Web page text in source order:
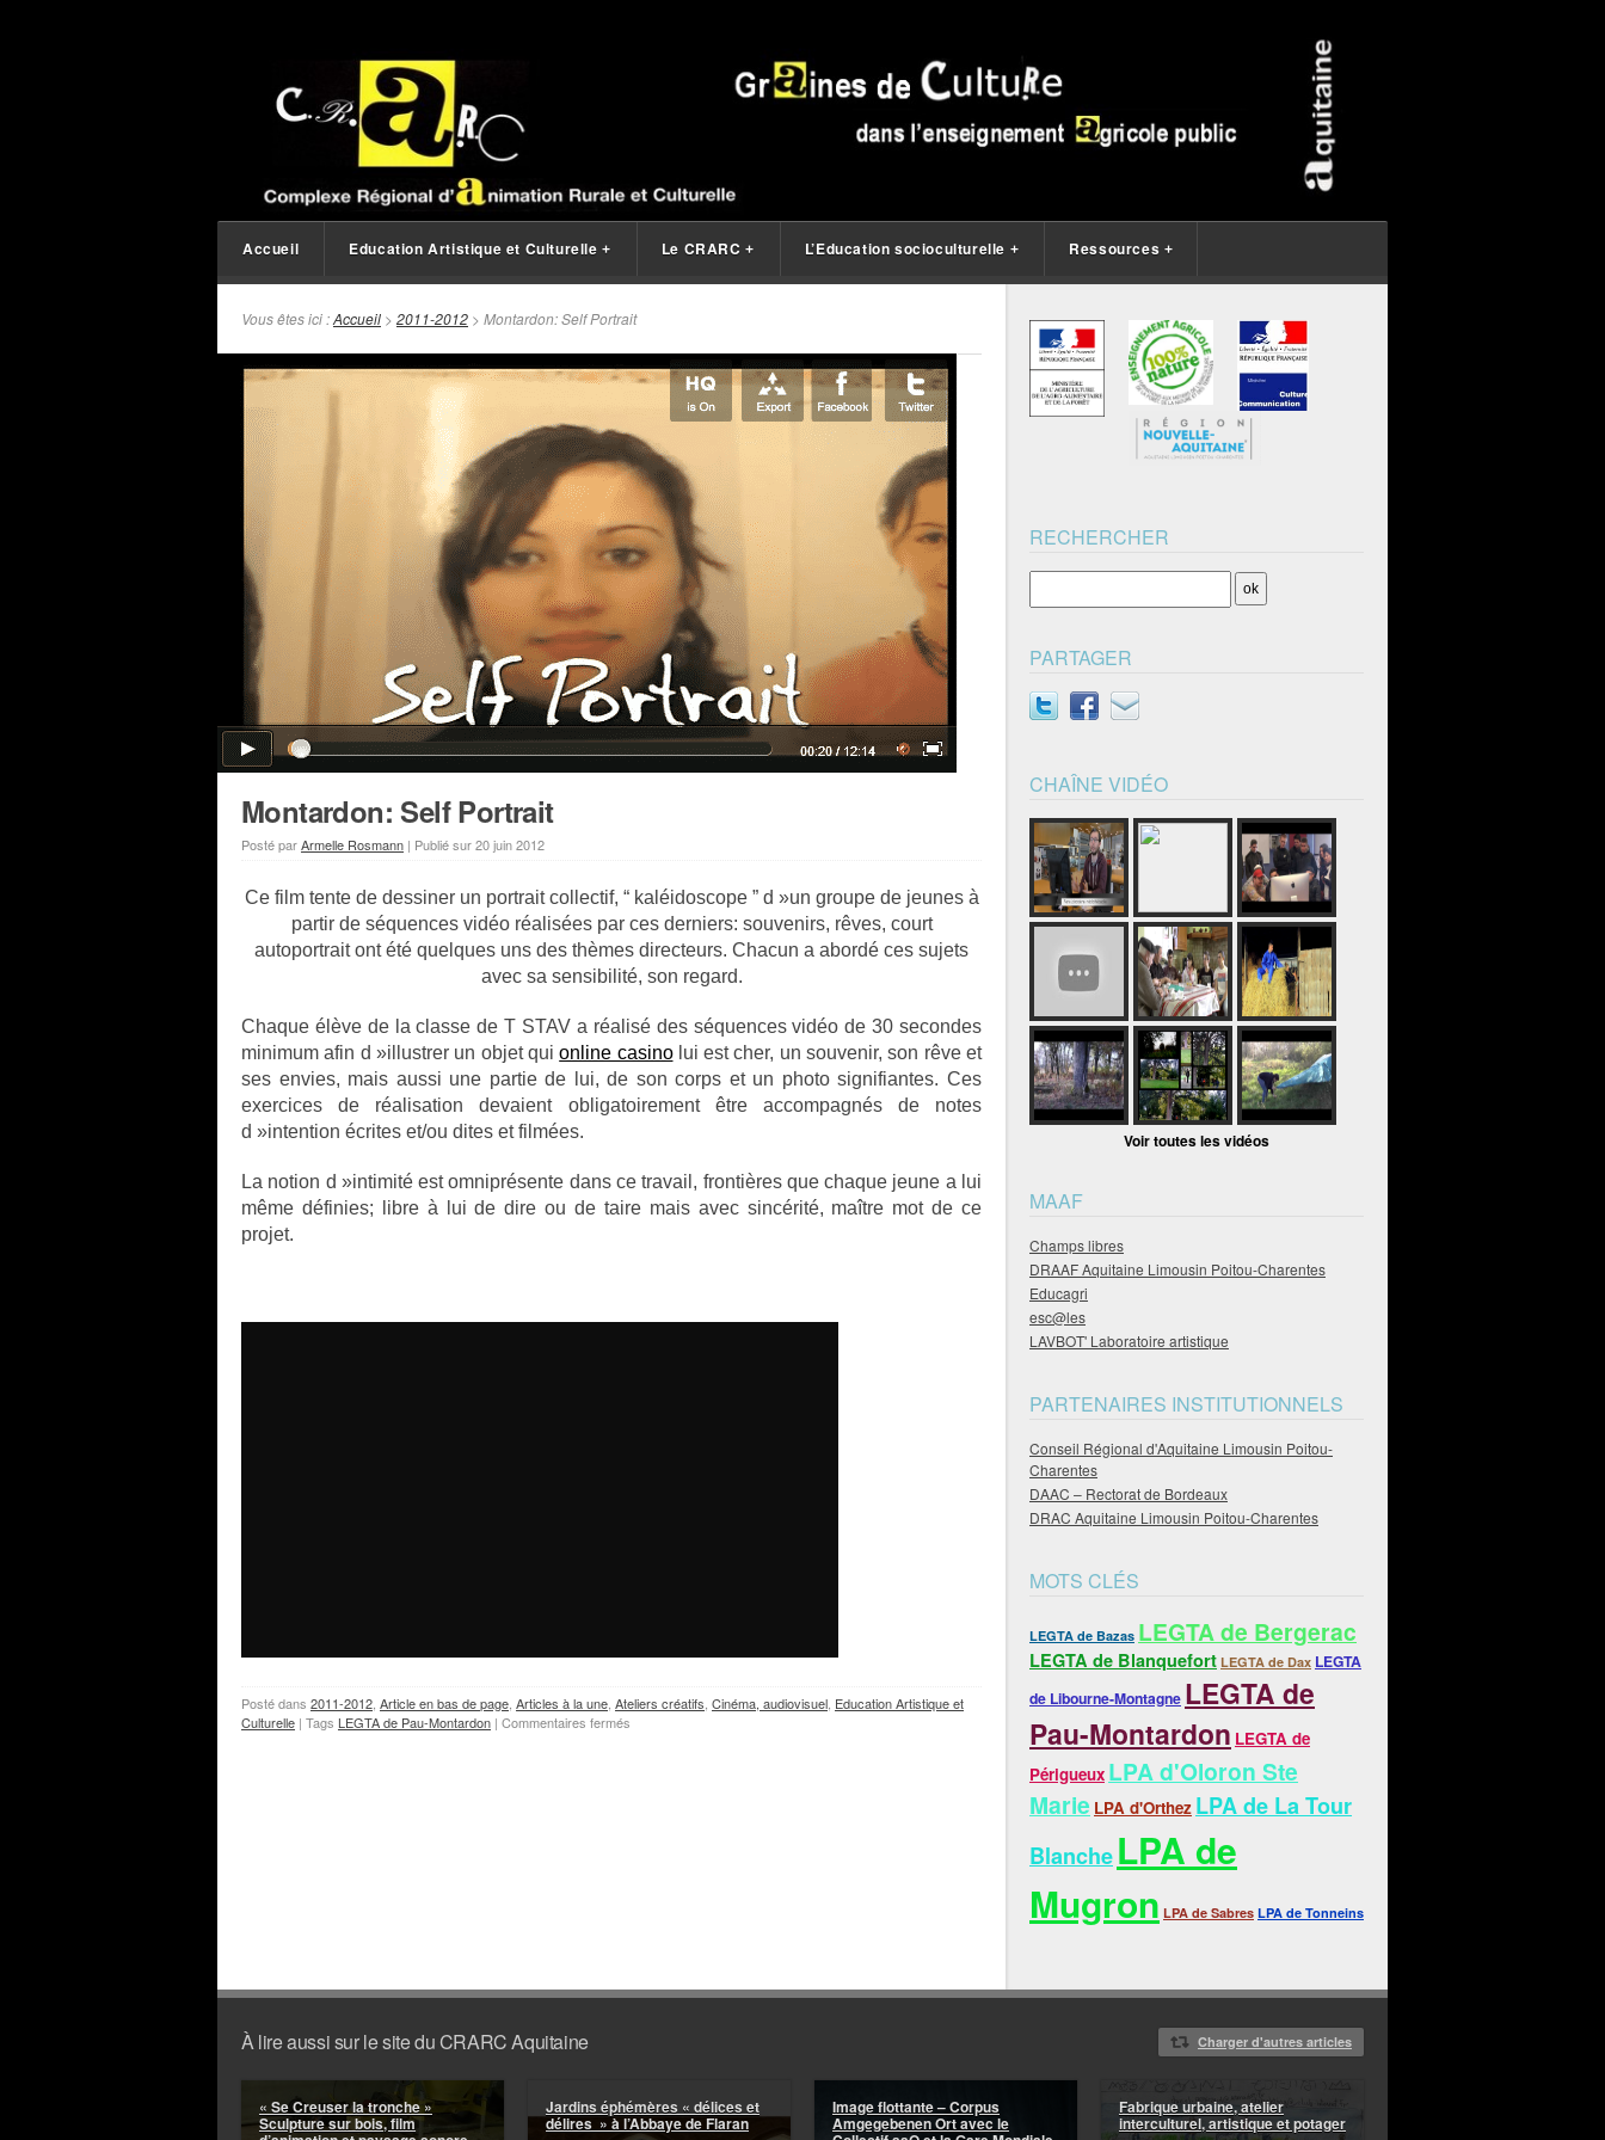
Accueil Education Artistique et Culturelle + Le CRARC + L’Education socioculturelle + Ressources +
Vous êtes ici :Accueil > 2011-2012 > Montardon: Self Portrait
Montardon: Self Portrait
Posté parArmelle Rosmann | Publié sur20 juin 2012
Ce film tente de dessiner un portrait collectif, “ kaléidoscope ” d »un groupe de jeunes à
partir de séquences vidéo réalisées par ces derniers: souvenirs, rêves, court
autoportrait ont été quelques uns des thèmes directeurs. Chacun a abordé ces sujets
avec sa sensibilité, son regard.
Chaque élève de la classe de T STAV a réalisé des séquences vidéo de 30 secondes
minimum afin d »illustrer un objet quionline casinolui est cher, un souvenir, son rêve et
ses envies, mais aussi une partie de lui, de son corps et un photo signifiantes. Ces
exercices de réalisation devaient obligatoirement être accompagnés de notes
d »intention écrites et/ou dites et filmées.
La notion d »intimité est omniprésente dans ce travail, frontières que chaque jeune a lui
même définies; libre à lui de dire ou de taire mais avec sincérité, maître mot de ce
projet.
Posté dans 2011-2012, Article en bas de page, Articles à la une, Ateliers créatifs, Cinéma, audiovisuel, Education Artistique et
Culturelle | Tags LEGTA de Pau-Montardon | Commentaires fermés
RECHERCHER
PARTAGER
CHAÎNE VIDÉO
Voir toutes les vidéos
MAAF
Champs libres
DRAAF Aquitaine Limousin Poitou-Charentes
Educagri
esc@les
LAVBOT' Laboratoire artistique
PARTENAIRES INSTITUTIONNELS
Conseil Régional d'Aquitaine Limousin Poitou-
Charentes
DAAC – Rectorat de Bordeaux
DRAC Aquitaine Limousin Poitou-Charentes
MOTS CLÉS
LEGTA de Bazas LEGTA de Bergerac
LEGTA de Blanquefort LEGTA de Dax LEGTA
de Libourne-Montagne LEGTA de
Pau-Montardon LEGTA de
Périgueux LPA d'Oloron Ste
Marie LPA d'Orthez LPA de La Tour
BlancheLPA de
Mugron LPA de Sabres LPA de Tonneins
À lire aussi sur le site du CRARC Aquitaine Charger d'autres articles
« Se Creuser la tronche »
Sculpture sur bois, film
Jardins éphémères « délices et
délires » à l’Abbaye de Flaran
Image flottante – Corpus
Amgegebenen Ort avec le
Fabrique urbaine, atelier
interculturel, artistique et potager